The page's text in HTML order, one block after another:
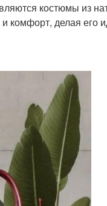
костюмы из
и комфорт, делая его